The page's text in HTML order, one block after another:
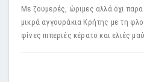
Με ζουμερές, ώριμες αλλά όχι
μικρά αγγουράκια Κρήτης με τη
φίνες πιπεριές κέρατο και ελιές